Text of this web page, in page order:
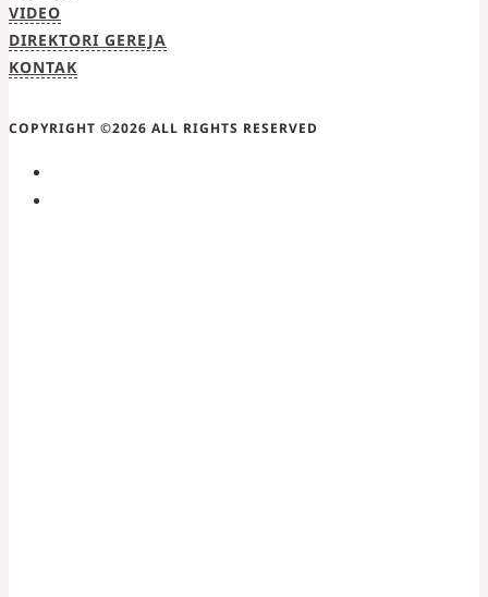
VIDEO
DIREKTORI GEREJA
KONTAK
COPYRIGHT ©2026 ALL RIGHTS RESERVED